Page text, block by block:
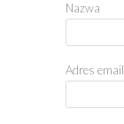
Nazwa
Adres email